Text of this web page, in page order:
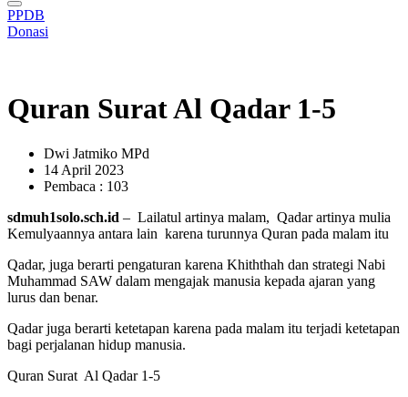
PPDB
Donasi
Quran Surat Al Qadar 1-5
Dwi Jatmiko MPd
14 April 2023
Pembaca : 103
sdmuh1solo.sch.id – Lailatul artinya malam, Qadar artinya mulia
Kemulyaannya antara lain karena turunnya Quran pada malam itu
Qadar, juga berarti pengaturan karena Khiththah dan strategi Nabi
Muhammad SAW dalam mengajak manusia kepada ajaran yang
lurus dan benar.
Qadar juga berarti ketetapan karena pada malam itu terjadi ketetapan
bagi perjalanan hidup manusia.
Quran Surat Al Qadar 1-5